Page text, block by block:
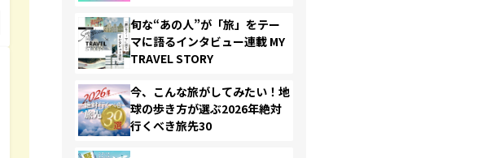
旬な“あの人”が「旅」をテー
マに語るインタビュー連載 MY
TRAVEL STORY
今、こんな旅がしてみたい！地
球の歩き方が選ぶ2026年絶対
行くべき旅先30